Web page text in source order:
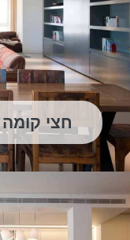
חצי קומה 2 במגדלי פארק צמרת